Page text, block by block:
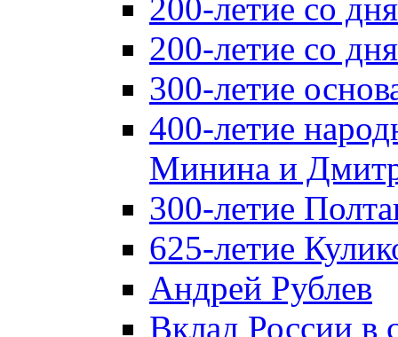
200-летие со
200-летие со
300-летие
400-летие
Минина и
300-летие
625-летие
Андрей Рублев
Вклад России в